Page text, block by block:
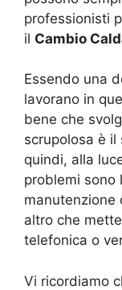
professionisti
il Cambio
Essendo una
lavorano in
bene che
scrupolosa è il
quindi, alla
problemi sono
manutenzione
altro che
telefonica o
Vi ricordiamo